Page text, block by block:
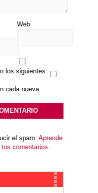
Web
los siguientes
cada nueva
el spam. Aprende
comentarios.